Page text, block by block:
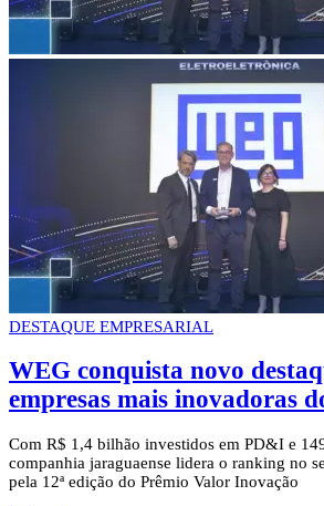
DESTAQUE EMPRESARIAL
WEG conquista novo
empresas mais inovadoras
Com R$ 1,4 bilhão investidos em PD&I e
companhia jaraguaense lidera o ranking no
pela 12ª edição do Prêmio Valor Inovação